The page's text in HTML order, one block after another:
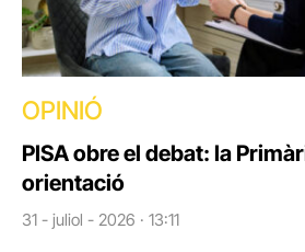
OPINIÓ
PISA obre el debat: la
orientació
31 - juliol - 2026 · 13:11